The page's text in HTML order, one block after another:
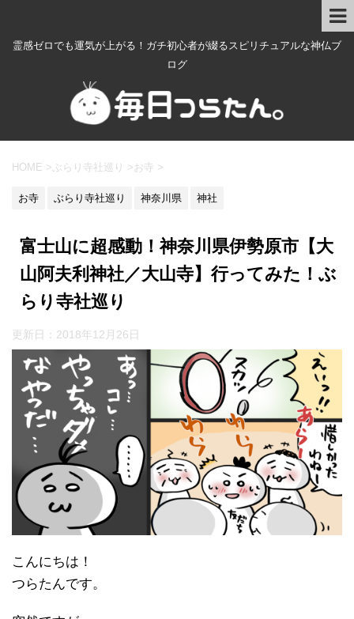
霊感ゼロでも運気が上がる！ガチ初心者が綴るスピリチュアルな神仏ブ
ログ
HOME > ぶらり寺社巡り > お寺 >
お寺 ぶらり寺社巡り 神奈川県 神社
富士山に超感動！神奈川県伊勢原市【大
山阿夫利神社／大山寺】行ってみた！ぶ
らり寺社巡り
更新日： 2018年12月26日
こんにちは！
つらたんです。